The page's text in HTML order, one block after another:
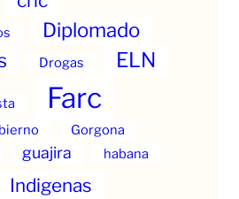
Diplomado
Drogas ELN
Farc
Gorgona
guajira habana
Indigenas